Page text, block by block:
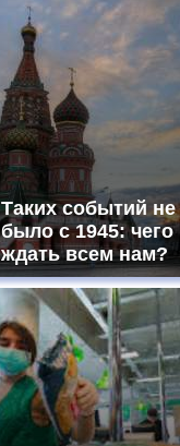
Таких событий не
было с 1945: чего
ждать всем нам?